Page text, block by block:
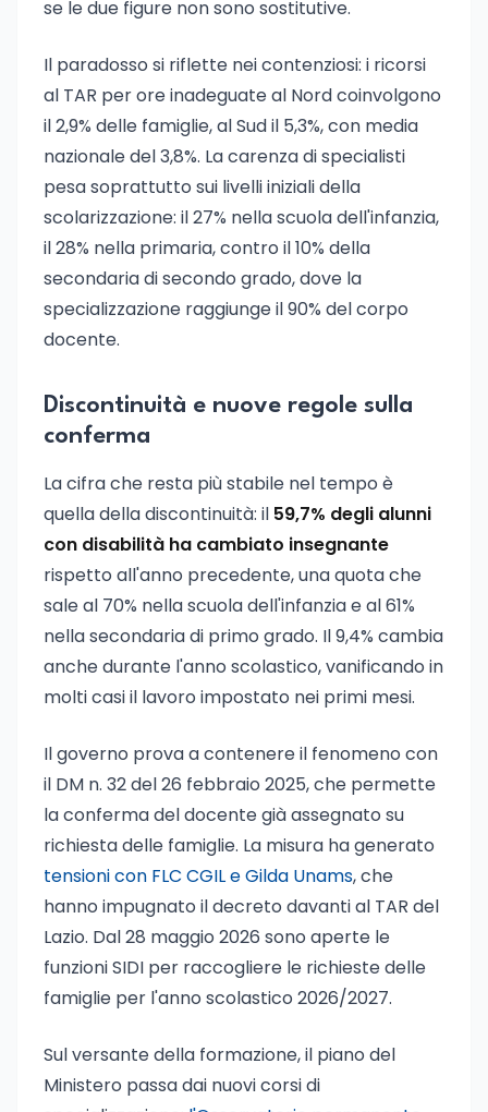
se le due figure non sono sostitutive.
Il paradosso si riflette nei contenziosi: i ricorsi
al TAR per ore inadeguate al Nord coinvolgono
il 2,9% delle famiglie, al Sud il 5,3%, con media
nazionale del 3,8%. La carenza di specialisti
pesa soprattutto sui livelli iniziali della
scolarizzazione: il 27% nella scuola dell'infanzia,
il 28% nella primaria, contro il 10% della
secondaria di secondo grado, dove la
specializzazione raggiunge il 90% del corpo
docente.
Discontinuità e nuove regole sulla
conferma
La cifra che resta più stabile nel tempo è
quella della discontinuità: il 59,7% degli alunni
con disabilità ha cambiato insegnante
rispetto all'anno precedente, una quota che
sale al 70% nella scuola dell'infanzia e al 61%
nella secondaria di primo grado. Il 9,4% cambia
anche durante l'anno scolastico, vanificando in
molti casi il lavoro impostato nei primi mesi.
Il governo prova a contenere il fenomeno con
il DM n. 32 del 26 febbraio 2025, che permette
la conferma del docente già assegnato su
richiesta delle famiglie. La misura ha generato
tensioni con FLC CGIL e Gilda Unams, che
hanno impugnato il decreto davanti al TAR del
Lazio. Dal 28 maggio 2026 sono aperte le
funzioni SIDI per raccogliere le richieste delle
famiglie per l'anno scolastico 2026/2027.
Sul versante della formazione, il piano del
Ministero passa dai nuovi corsi di